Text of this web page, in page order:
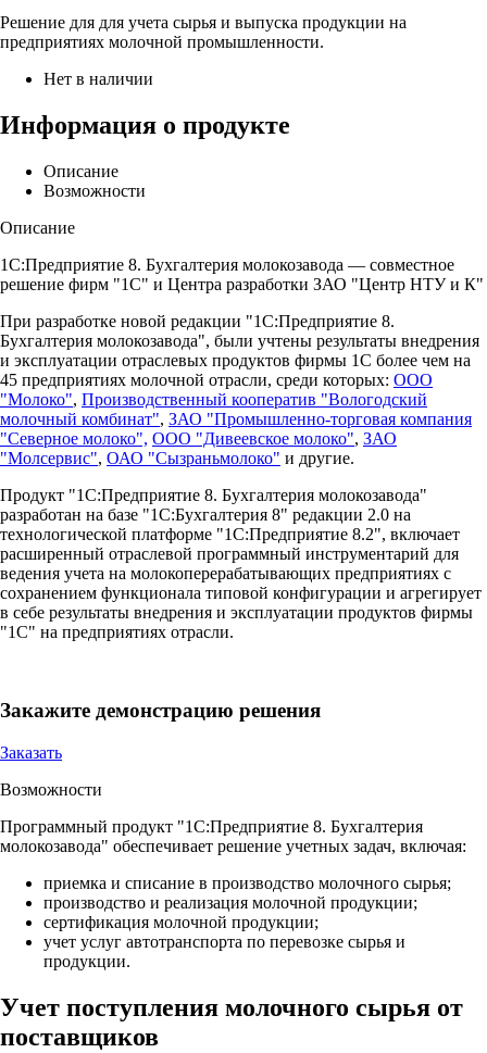
Решение для для учета сырья и выпуска продукции на
предприятиях молочной промышленности.
Нет в наличии
Информация о продукте
Описание
Возможности
Описание
1С:Предприятие 8. Бухгалтерия молокозавода — совместное
решение фирм "1С" и Центра разработки ЗАО "Центр НТУ и К"
При разработке новой редакции "1С:Предприятие 8.
Бухгалтерия молокозавода", были учтены результаты внедрения
и эксплуатации отраслевых продуктов фирмы 1С более чем на
45 предприятиях молочной отрасли, среди которых: ООО
"Молоко", Производственный кооператив "Вологодский
молочный комбинат", ЗАО "Промышленно-торговая компания
"Северное молоко", ООО "Дивеевское молоко", ЗАО
"Молсервис", ОАО "Сызраньмолоко" и другие.
Продукт "1С:Предприятие 8. Бухгалтерия молокозавода"
разработан на базе "1С:Бухгалтерия 8" редакции 2.0 на
технологической платформе "1С:Предприятие 8.2", включает
расширенный отраслевой программный инструментарий для
ведения учета на молокоперерабатывающих предприятиях с
сохранением функционала типовой конфигурации и агрегирует
в себе результаты внедрения и эксплуатации продуктов фирмы
"1С" на предприятиях отрасли.
Закажите демонстрацию решения
Заказать
Возможности
Программный продукт "1С:Предприятие 8. Бухгалтерия
молокозавода" обеспечивает решение учетных задач, включая:
приемка и списание в производство молочного сырья;
производство и реализация молочной продукции;
сертификация молочной продукции;
учет услуг автотранспорта по перевозке сырья и
продукции.
Учет поступления молочного сырья от
поставщиков